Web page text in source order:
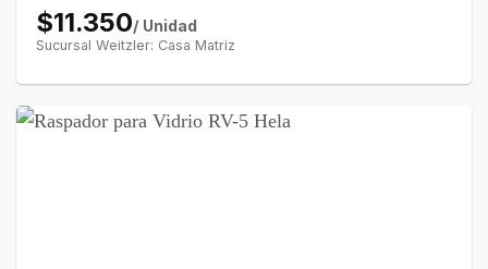
$11.350/ Unidad
Sucursal Weitzler: Casa Matriz